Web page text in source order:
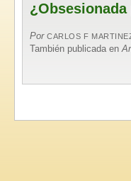
Por CARLOS F
También publicada en